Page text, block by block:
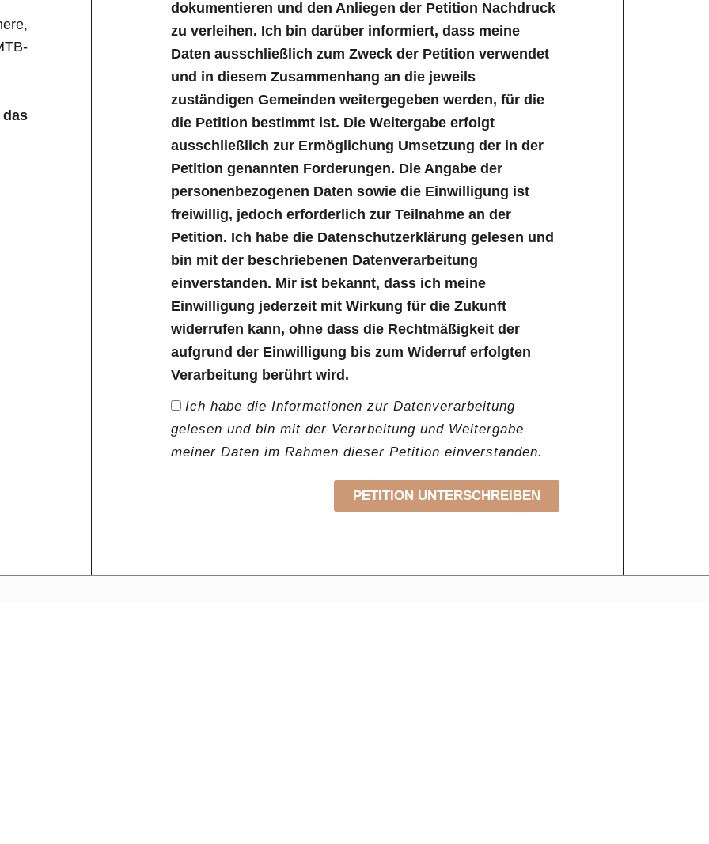
dokumentieren und den Anliegen der Petition Nachdruck
zu verleihen. Ich bin darüber informiert, dass meine
Daten ausschließlich zum Zweck der Petition verwendet
und in diesem Zusammenhang an die jeweils
zuständigen Gemeinden weitergegeben werden, für die
die Petition bestimmt ist. Die Weitergabe erfolgt
ausschließlich zur Ermöglichung Umsetzung der in der
Petition genannten Forderungen. Die Angabe der
personenbezogenen Daten sowie die Einwilligung ist
freiwillig, jedoch erforderlich zur Teilnahme an der
Petition. Ich habe die Datenschutzerklärung gelesen und
bin mit der beschriebenen Datenverarbeitung
einverstanden. Mir ist bekannt, dass ich meine
Einwilligung jederzeit mit Wirkung für die Zukunft
widerrufen kann, ohne dass die Rechtmäßigkeit der
aufgrund der Einwilligung bis zum Widerruf erfolgten
Verarbeitung berührt wird.
Ich habe die Informationen zur Datenverarbeitung
gelesen und bin mit der Verarbeitung und Weitergabe
meiner Daten im Rahmen dieser Petition einverstanden.
PETITION UNTERSCHREIBEN